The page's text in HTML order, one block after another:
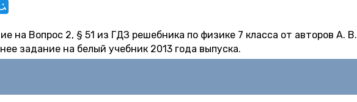
на Вопрос 2, § 51 из ГДЗ решебника по физике 7 класса от авторов А. В.
задание на белый учебник 2013 года выпуска.